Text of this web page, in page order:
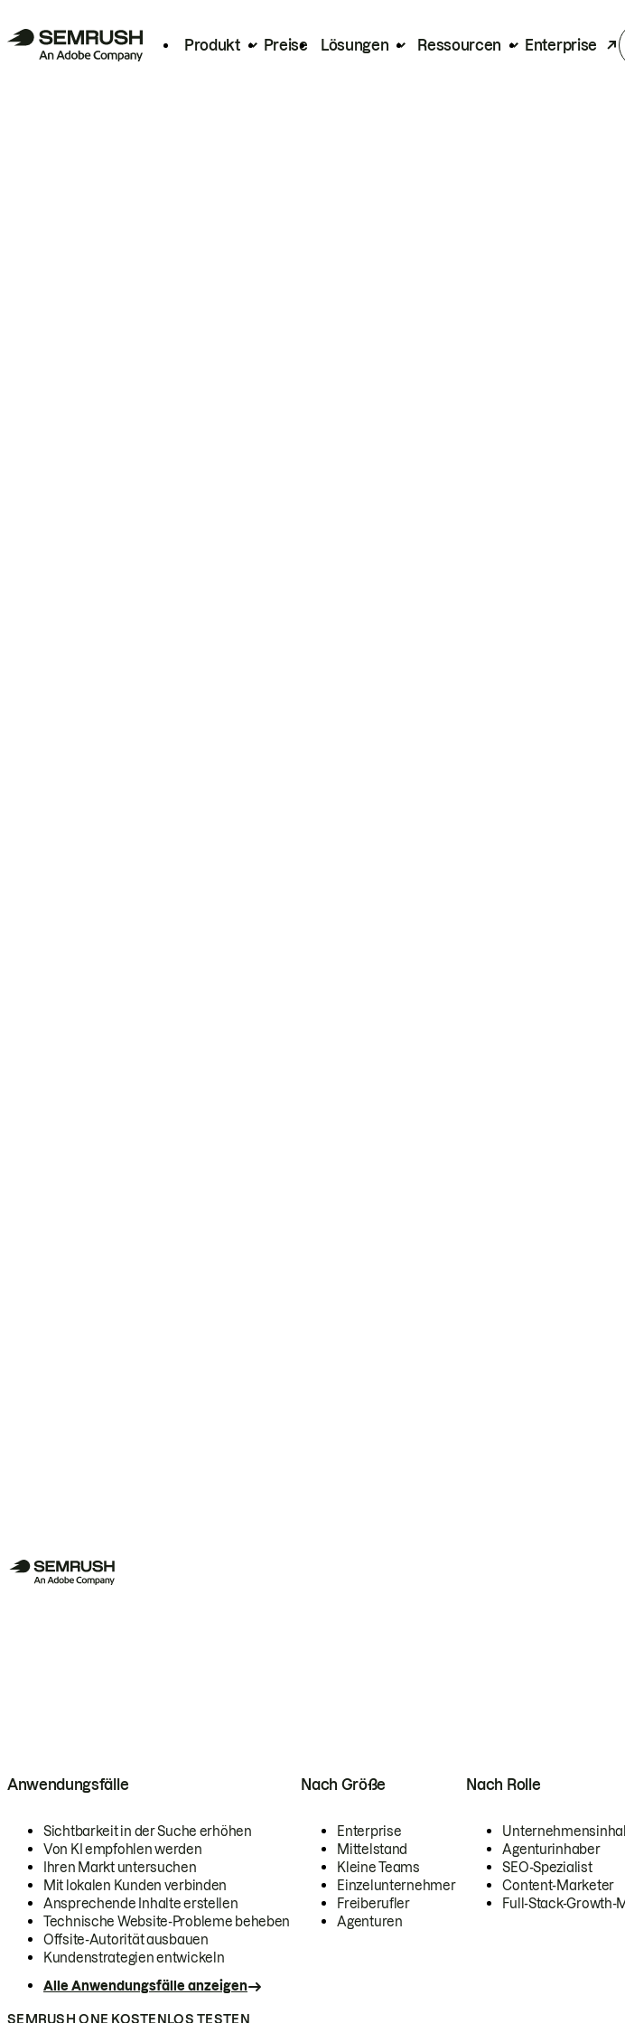
Produkt Preise Lösungen Ressourcen Enterprise
Anwendungsfälle
Sichtbarkeit in der Suche erhöhen
Von KI empfohlen werden
Ihren Markt untersuchen
Mit lokalen Kunden verbinden
Ansprechende Inhalte erstellen
Technische Website-Probleme beheben
Offsite-Autorität ausbauen
Kundenstrategien entwickeln
Alle Anwendungsfälle anzeigen
Nach Größe
Enterprise
Mittelstand
Kleine Teams
Einzelunternehmer
Freiberufler
Agenturen
Nach Rolle
Agenturinhaber
SEO-Spezialist
Content-Marketer
Full-Stack-Growth-
SEMRUSH ONE KOSTENLOS TESTEN